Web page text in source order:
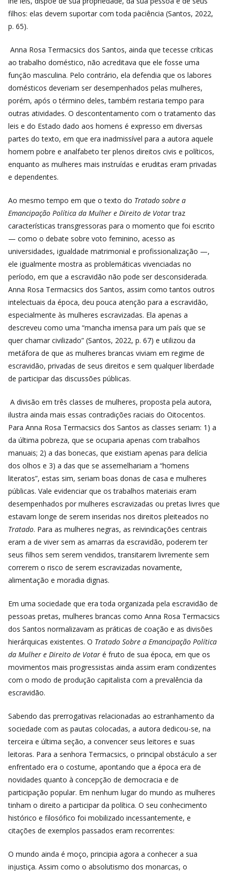
filhos: elas devem suportar com toda paciência (Santos, 2022,
p. 65).
Anna Rosa Termacsics dos Santos, ainda que tecesse críticas
ao trabalho doméstico, não acreditava que ele fosse uma
função masculina. Pelo contrário, ela defendia que os labores
domésticos deveriam ser desempenhados pelas mulheres,
porém, após o término deles, também restaria tempo para
outras atividades. O descontentamento com o tratamento das
leis e do Estado dado aos homens é expresso em diversas
partes do texto, em que era inadmissível para a autora aquele
homem pobre e analfabeto ter plenos direitos civis e políticos,
enquanto as mulheres mais instruídas e eruditas eram privadas
e dependentes.
Ao mesmo tempo em que o texto do Tratado sobre a
Emancipação Política da Mulher e Direito de Votartraz
características transgressoras para o momento que foi escrito
— como o debate sobre voto feminino, acesso as
universidades, igualdade matrimonial e profissionalização —,
ele igualmente mostra as problemáticas vivenciadas no
período, em que a escravidão não pode ser desconsiderada.
Anna Rosa Termacsics dos Santos, assim como tantos outros
intelectuais da época, deu pouca atenção para a escravidão,
especialmente às mulheres escravizadas. Ela apenas a
descreveu como uma “mancha imensa para um país que se
quer chamar civilizado” (Santos, 2022, p. 67) e utilizou da
metáfora de que as mulheres brancas viviam em regime de
escravidão, privadas de seus direitos e sem qualquer liberdade
de participar das discussões públicas.
A divisão em três classes de mulheres, proposta pela autora,
ilustra ainda mais essas contradições raciais do Oitocentos.
Para Anna Rosa Termacsics dos Santos as classes seriam: 1) a
da última pobreza, que se ocuparia apenas com trabalhos
manuais; 2) a das bonecas, que existiam apenas para delícia
dos olhos e 3) a das que se assemelhariam a “homens
literatos”, estas sim, seriam boas donas de casa e mulheres
públicas. Vale evidenciar que os trabalhos materiais eram
desempenhados por mulheres escravizadas ou pretas livres que
estavam longe de serem inseridas nos direitos pleiteados no
Tratado. Para as mulheres negras, as reivindicações centrais
eram a de viver sem as amarras da escravidão, poderem ter
seus filhos sem serem vendidos, transitarem livremente sem
correrem o risco de serem escravizadas novamente,
alimentação e moradia dignas.
Em uma sociedade que era toda organizada pela escravidão de
pessoas pretas, mulheres brancas como Anna Rosa Termacsics
dos Santos normalizavam as práticas de coação e as divisões
hierárquicas existentes. O Tratado Sobre a Emancipação Política
da Mulher e Direito de Votar é fruto de sua época, em que os
movimentos mais progressistas ainda assim eram condizentes
com o modo de produção capitalista com a prevalência da
escravidão.
Sabendo das prerrogativas relacionadas ao estranhamento da
sociedade com as pautas colocadas, a autora dedicou-se, na
terceira e última seção, a convencer seus leitores e suas
leitoras. Para a senhora Termacsics, o principal obstáculo a ser
enfrentado era o costume, apontando que a época era de
novidades quanto à concepção de democracia e de
participação popular. Em nenhum lugar do mundo as mulheres
tinham o direito a participar da política. O seu conhecimento
histórico e filosófico foi mobilizado incessantemente, e
citações de exemplos passados eram recorrentes:
O mundo ainda é moço, principia agora a conhecer a sua
injustiça. Assim como o absolutismo dos monarcas, o